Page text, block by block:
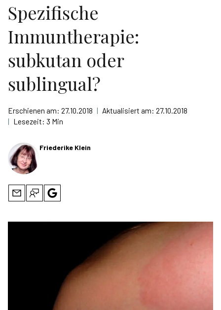
Spezifische
Immuntherapie:
subkutan oder
sublingual?
Erschienen am: 27.10.2018 | Aktualisiert am: 27.10.2018
| Lesezeit: 3 Min
Friederike Klein